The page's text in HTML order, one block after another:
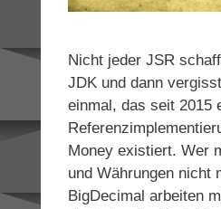
Nicht jeder JSR
JDK und dann
einmal, das seit 2015
Money existiert. Wer
und Währungen nicht
BigDecimal arbeiten